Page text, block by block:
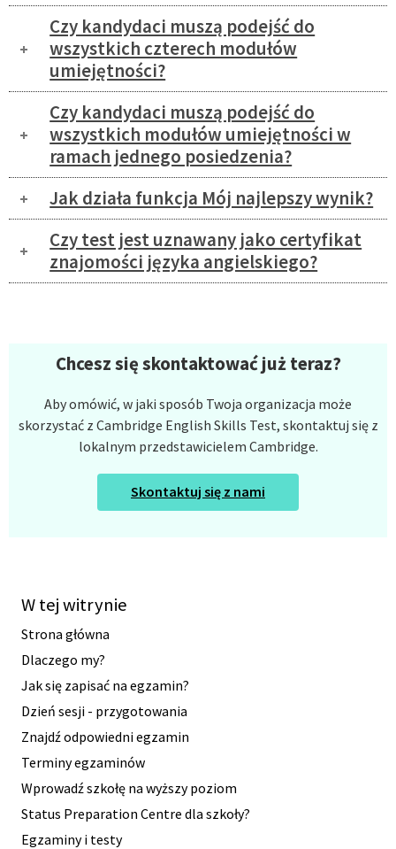
Czy kandydaci muszą podejść do
wszystkich czterech modułów
umiejętności?
Czy kandydaci muszą podejść do
wszystkich modułów umiejętności w
ramach jednego posiedzenia?
Jak działa funkcja Mój najlepszy wynik?
Czy test jest uznawany jako certyfikat
znajomości języka angielskiego?
Chcesz się skontaktować już teraz?
Aby omówić, w jaki sposób Twoja organizacja może
skorzystać z Cambridge English Skills Test, skontaktuj się z
lokalnym przedstawicielem Cambridge.
Skontaktuj się z nami
W tej witrynie
Strona główna
Dlaczego my?
Jak się zapisać na egzamin?
Dzień sesji - przygotowania
Znajdź odpowiedni egzamin
Terminy egzaminów
Wprowadź szkołę na wyższy poziom
Status Preparation Centre dla szkoły?
Egzaminy i testy